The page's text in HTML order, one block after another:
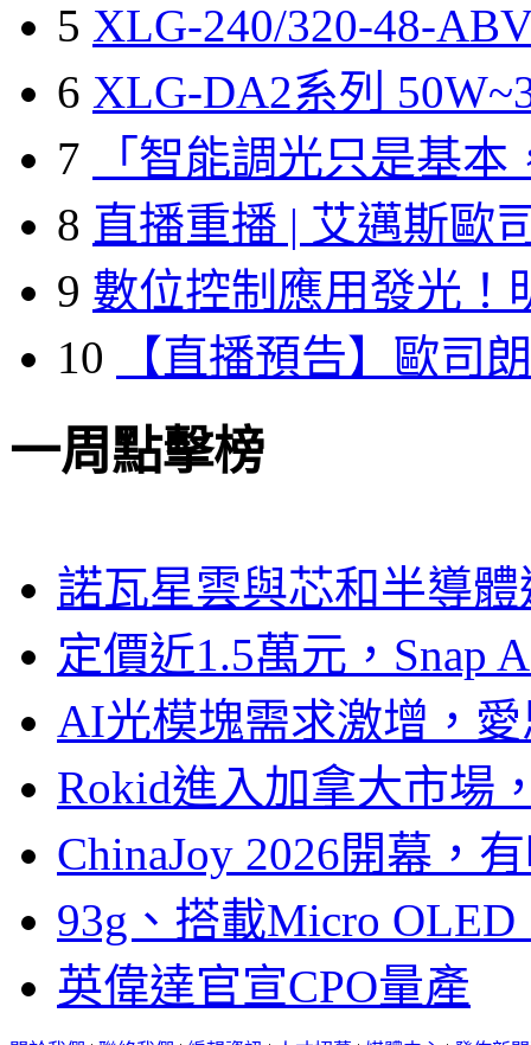
5 XLG-240/320-48-
6 XLG-DA2系列
7
「智能調光只是基本
8 直播重播 | 艾邁斯歐
9 數位控制應用發光！
10
【直播預告】歐司
一周點擊榜
諾瓦星雲與芯和半導
定價近1.5萬元，Snap
AI光模塊需求激增，
Rokid進入加拿大市場
ChinaJoy 2026開幕，
93g、搭載Micro
英偉達官宣CPO量產